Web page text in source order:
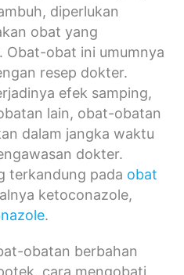
diperlukan
obat yang
Obat-obat ini umumnya
resep dokter.
efek samping,
lain, obat-obatan
dalam jangka waktu
dokter.
terkandung pada obat
ketoconazole,
.
obatan berbahan
cara mengobati